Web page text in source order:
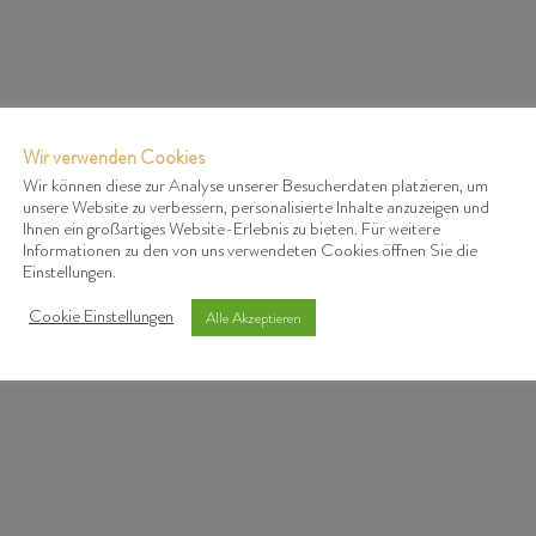
Wir verwenden Cookies
Wir können diese zur Analyse unserer Besucherdaten platzieren, um
unsere Website zu verbessern, personalisierte Inhalte anzuzeigen und
Ihnen ein großartiges Website-Erlebnis zu bieten. Für weitere
Informationen zu den von uns verwendeten Cookies öffnen Sie die
Einstellungen.
Cookie Einstellungen
Alle Akzeptieren